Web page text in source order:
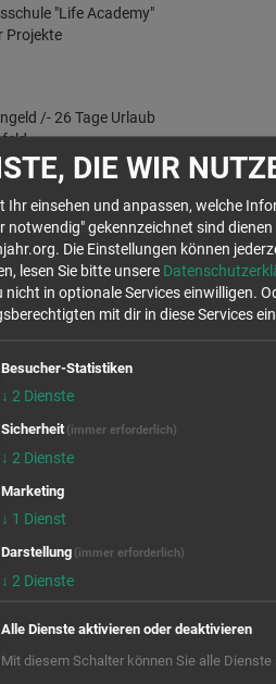
"Life Academy"
Projekte
/- 26 Tage Urlaub
(Lebenszeugnisse, Einsätze
Wir rufen
Stellen
die
DIE WIR
Ihr einsehen und anpassen, welche
notwendig" gekennzeichnet sind
Die Einstellungen können
lesen Sie bitte unsere
nicht in optionale Services einwilligen.
mit dir in diese Services
Besucher-Statistiken
↓ 2 Dienste
Sicherheit (immer erforderlich)
↓ 2 Dienste
Marketing
↓ 1 Dienst
Darstellung (immer erforderlich)
↓ 2 Dienste
Alle Dienste aktivieren oder deaktivieren
Mit diesem Schalter können Sie alle Dienste